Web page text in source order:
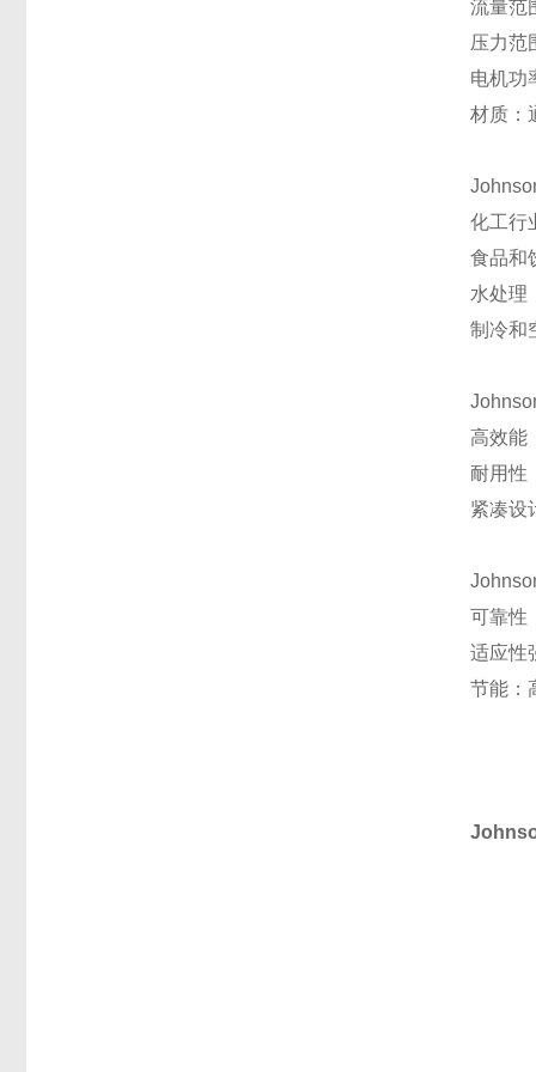
流量范
压力范
电机功
材质：
化工行
食品和
水处理
制冷和
高效能
耐用性
紧凑设
可靠性
适应性
节能：